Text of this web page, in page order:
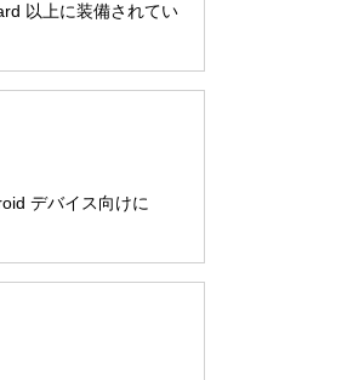
以上に装備されてい
デバイス向けに